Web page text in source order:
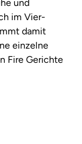
und
im Vier-
damit
einzelne
Fire Gerichte